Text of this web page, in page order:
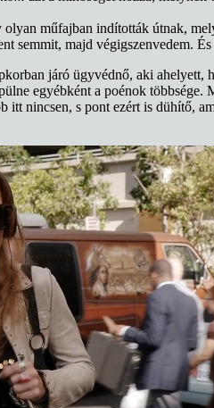
olyan műfajban indították útnak,
semmit, majd végigszenvedem.
járó ügyvédnő, aki
egyébként a poénok
itt nincsen, s pont ezért is dühítő,